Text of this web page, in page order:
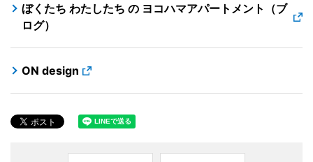
ぼくたち わたしたち の ヨコハマアパートメント（ブ
ログ）
ON design